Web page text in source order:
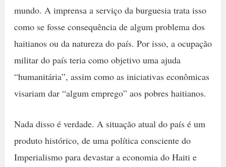
mundo. A imprensa a serviço da burguesia trata isso
como se fosse consequência de algum problema dos
haitianos ou da natureza do país. Por isso, a ocupação
militar do país teria como objetivo uma ajuda
“humanitária”, assim como as iniciativas econômicas
visariam dar “algum emprego” aos pobres haitianos.
Nada disso é verdade. A situação atual do país é um
produto histórico, de uma política consciente do
Imperialismo para devastar a economia do Haiti e